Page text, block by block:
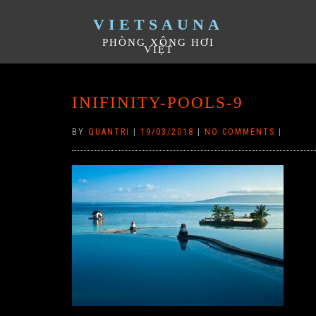
VIETSAUNA
PHÒNG XÔNG HƠI
VIỆT
INIFINITY-POOLS-9
BY QUANTRI 19/03/2018 NO COMMENTS